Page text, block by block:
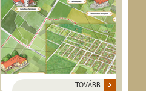
TOVÁBB